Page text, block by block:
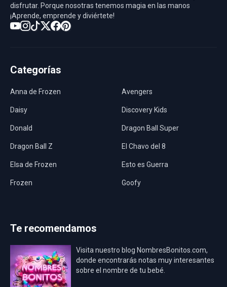
disfrutar. Porque nosotras tenemos magia en las manos
¡Aprende, emprende y diviértete!
Categorías
Anna de Frozen Avengers
Daisy Discovery Kids
Donald Dragon Ball Super
Dragon Ball Z El Chavo del 8
Elsa de Frozen Esto es Guerra
Frozen Goofy
Los Minions Los Vengadores
Mario Bros Mi Villano Favorito
Te recomendamos
Visita nuestro blog NombresBonitos.com,
donde encontrarás notas muy interesantes
sobre el nombre de tu bebé.